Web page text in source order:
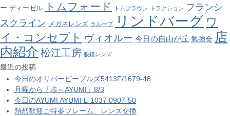
ー ディーゼル トムフォード トムブラウン トラクション フランシ
スクライン メガネレンズ ラループ リンドバーグ ワ
イ・コンセプト ヴィオルー 今日の自由が丘 勉強会 店
内紹介 松江工房 眼鏡レンズ
最近の投稿
今日のオリバーピープルズ5413F/1679-48
月曜から「歩～AYUMI」8/3
今日のAYUMI AYUMI L-1037 0907-50
熱烈歓迎ご持参フレーム、レンズ交換